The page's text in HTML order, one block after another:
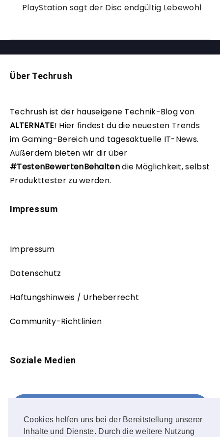
Cookies helfen uns bei der Bereitstellung unserer
Inhalte und Dienste. Durch die weitere Nutzung
PlayStation sagt der Disc endgültig Lebewohl
Über Techrush
Techrush ist der hauseigene Technik-Blog von
ALTERNATE! Hier findest du die neuesten Trends
im Gaming-Bereich und tagesaktuelle IT-News.
Außerdem bieten wir dir über
#TestenBewertenBehaltendie Möglichkeit, selbst
Produkttester zu werden.
Impressum
Impressum
Datenschutz
Haftungshinweis / Urheberrecht
Community-Richtlinien
Soziale Medien
FOLLOW ME!